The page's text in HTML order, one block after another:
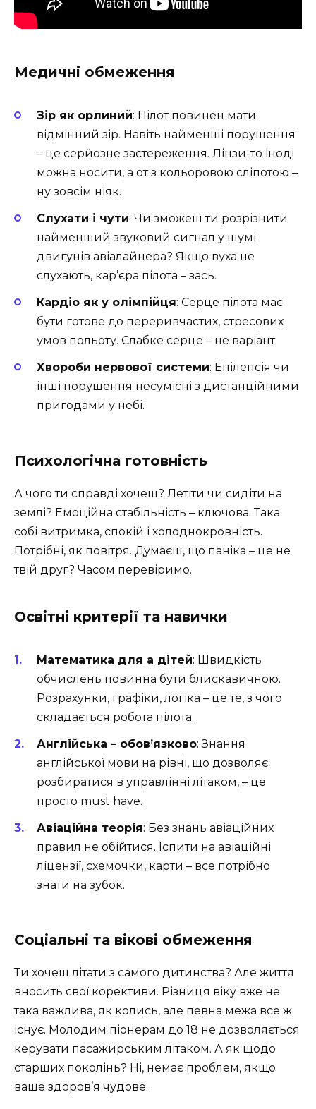
Медичні обмеження
Зір як орлиний: Пілот повинен мати
відмінний зір. Навіть найменші порушення
– це серйозне застереження. Лінзи-то іноді
можна носити, а от з кольоровою сліпотою –
ну зовсім ніяк.
Слухати і чути: Чи зможеш ти розрізнити
найменший звуковий сигнал у шумі
двигунів авіалайнера? Якщо вуха не
слухають, кар’єра пілота – зась.
Кардіо як у олімпійця: Серце пілота має
бути готове до переривчастих, стресових
умов польоту. Слабке серце – не варіант.
Хвороби нервової системи: Епілепсія чи
інші порушення несумісні з дистанційними
пригодами у небі.
Психологічна готовність
А чого ти справді хочеш? Летіти чи сидіти на
землі? Емоційна стабільність – ключова. Така
собі витримка, спокій і холоднокровність.
Потрібні, як повітря. Думаєш, що паніка – це не
твій друг? Часом перевіримо.
Освітні критерії та навички
Математика для а дітей: Швидкість
обчислень повинна бути блискавичною.
Розрахунки, графіки, логіка – це те, з чого
складається робота пілота.
Англійська – обов’язково: Знання
англійської мови на рівні, що дозволяє
розбиратися в управлінні літаком, – це
просто must have.
Авіаційна теорія: Без знань авіаційних
правил не обійтися. Іспити на авіаційні
ліцензії, схемочки, карти – все потрібно
знати на зубок.
Соціальні та вікові обмеження
Ти хочеш літати з самого дитинства? Але життя
вносить свої корективи. Різниця віку вже не
така важлива, як колись, але певна межа все ж
існує. Молодим піонерам до 18 не дозволяється
керувати пасажирським літаком. А як щодо
старших поколінь? Ні, немає проблем, якщо
ваше здоров’я чудове.